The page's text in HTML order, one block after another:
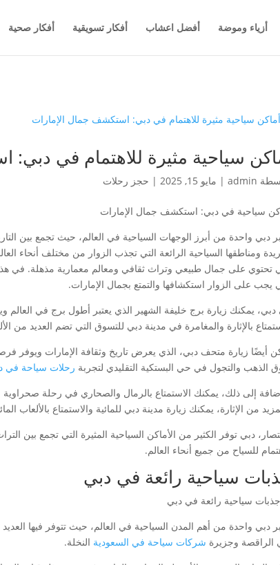
أزياء وموضة أفضل اعشاب أفكار تسويقية أفكار صحية
سياحية مثيرة للاهتمام في
admin
| مايو 15, 2025 | حجز رحلات
سياحية في دبي: استكشف جمال الإمارات
دبي واحدة من أبرز الوجهات السياحية في العالم، حيث تجمع بين
ومناطقها السياحية الرائعة التي تجذب الزوار من مختلف أنحاء
تحتوي على جمال طبيعي وتراث ثقافي ومعالم معمارية مذهلة. في
يجب على الزوار استكشافها والتمتع بجمال الإمارات.
يمكنك زيارة برج خليفة الشهير الذي يعتبر أطول برج في العالم
بالإثارة والمغامرة في مدينة دبي للتسوق التي تضم العديد من
أيضًا زيارة متحف دبي، الذي يعرض تاريخ وثقافة الإمارات ويوفر
الذهب والتجول في حي البستكية التقليدي لتجربة رحلات سياحة في
إلى ذلك، يمكنك الاستمتاع بالرمال والصحاري في رحلة صحراوية
من الإثارة، يمكنك زيارة مدينة دبي للمائية والاستمتاع بالألعاب
دبي توفر الكثير من الأماكن السياحية المثيرة التي تجمع بين
للسياح من جميع أنحاء العالم.
سياحية رائعة في دبي
دبي واحدة من أهم المدن السياحية في العالم، حيث تتوفر فيها
الراقصة وجزيرة شركات سياحة في السعودية النخلة.